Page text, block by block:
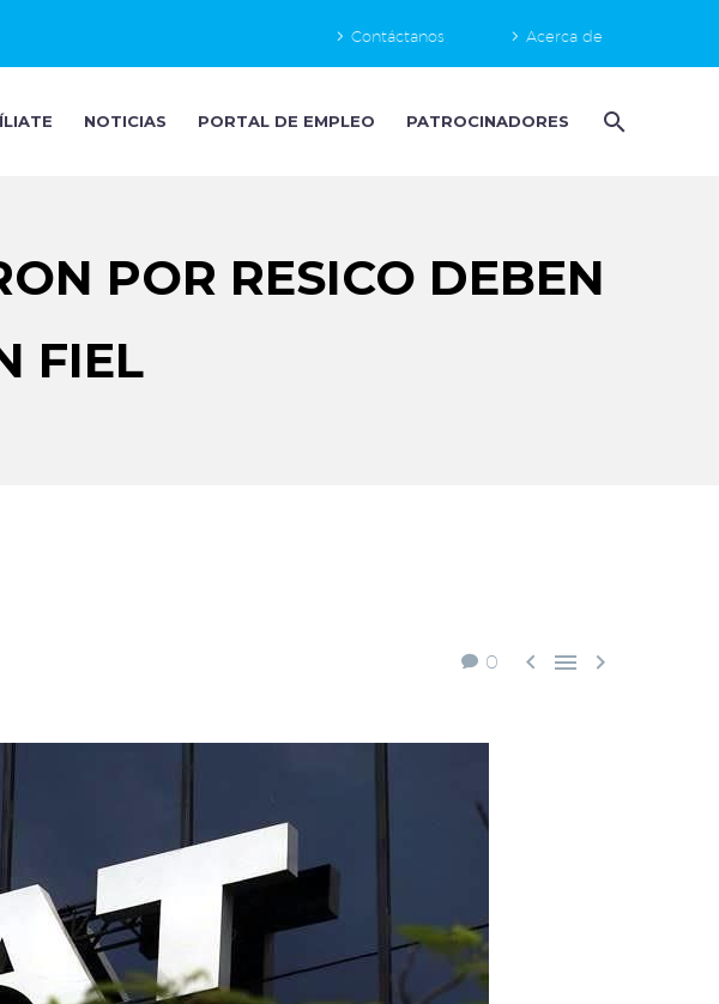
Contáctanos Acerca de
NOTICIAS PORTAL DE EMPLEO PATROCINADORES
POR RESICO DEBEN
FIEL
0   